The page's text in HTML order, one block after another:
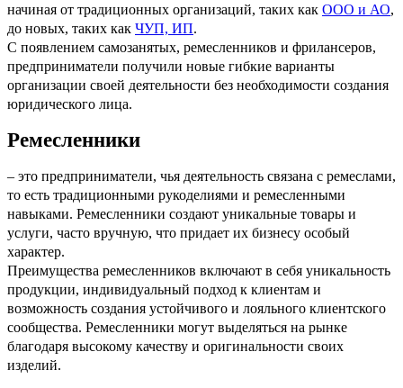
начиная от традиционных организаций, таких как ООО и АО,
до новых, таких как ЧУП, ИП.
С появлением самозанятых, ремесленников и фрилансеров,
предприниматели получили новые гибкие варианты
организации своей деятельности без необходимости создания
юридического лица.
Ремесленники
– это предприниматели, чья деятельность связана с ремеслами,
то есть традиционными рукоделиями и ремесленными
навыками. Ремесленники создают уникальные товары и
услуги, часто вручную, что придает их бизнесу особый
характер.
Преимущества ремесленников включают в себя уникальность
продукции, индивидуальный подход к клиентам и
возможность создания устойчивого и лояльного клиентского
сообщества. Ремесленники могут выделяться на рынке
благодаря высокому качеству и оригинальности своих
изделий.